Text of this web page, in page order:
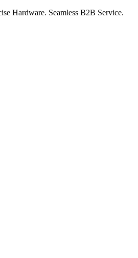
Hardware. Seamless B2B Service.